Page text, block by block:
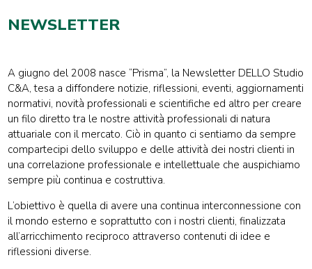
NEWSLETTER
A giugno del 2008 nasce “Prisma”, la Newsletter DELLO Studio
C&A, tesa a diffondere notizie, riflessioni, eventi, aggiornamenti
normativi, novità professionali e scientifiche ed altro per creare
un filo diretto tra le nostre attività professionali di natura
attuariale con il mercato. Ciò in quanto ci sentiamo da sempre
compartecipi dello sviluppo e delle attività dei nostri clienti in
una correlazione professionale e intellettuale che auspichiamo
sempre più continua e costruttiva.
L’obiettivo è quella di avere una continua interconnessione con
il mondo esterno e soprattutto con i nostri clienti, finalizzata
all’arricchimento reciproco attraverso contenuti di idee e
riflessioni diverse.